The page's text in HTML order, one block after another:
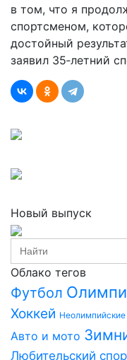
в том, что я
спортс­меном,
достойный
заявил 35‑летний
Новый выпуск
Search
for:
Облако тегов
Футбол
Хоккей
Авто и мото
Любительский